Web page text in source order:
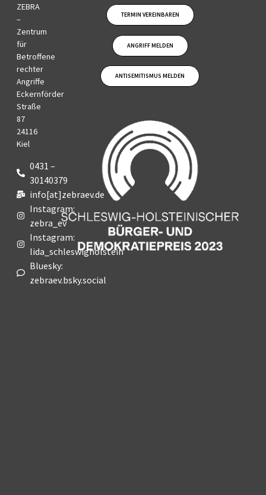
ZEBRA
–
Zentrum
für
Betroffene
rechter
Angriffe
Eckernförder
Straße
87
24116
Kiel
0431 –
30140379
info[at]zebraev.de
Instagram:
zebra_ev
Instagram:
lida_schleswigholstein
Bluesky:
zebraev.bsky.social
TERMIN VEREINBAREN
ANGRIFF MELDEN
ANTISEMITISMUS MELDEN